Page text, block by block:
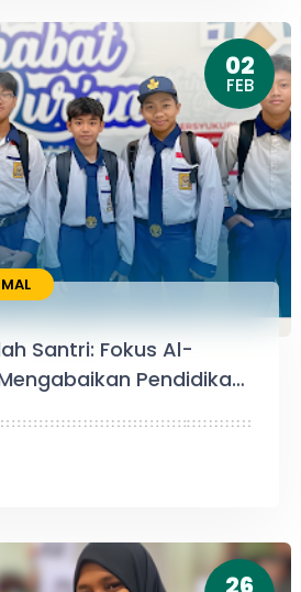
02
FEB
Santri: Fokus Al-
Pendidikan